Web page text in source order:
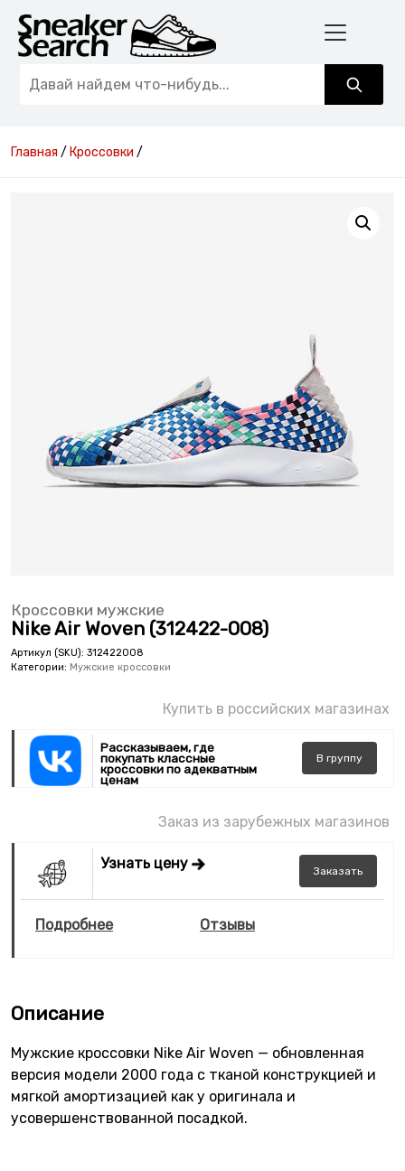
Главная / Кроссовки /
Кроссовки мужские
Nike Air Woven (312422-008)
Артикул (SKU): 312422008
Категории: Мужские кроссовки
Купить в российских магазинах
Рассказываем, где
покупать классные
кроссовки по адекватным
ценам
В группу
Заказ из зарубежных магазинов
Узнать цену Заказать
Подробнее Отзывы
Описание
Мужские кроссовки Nike Air Woven — обновленная
версия модели 2000 года с тканой конструкцией и
мягкой амортизацией как у оригинала и
усовершенствованной посадкой.